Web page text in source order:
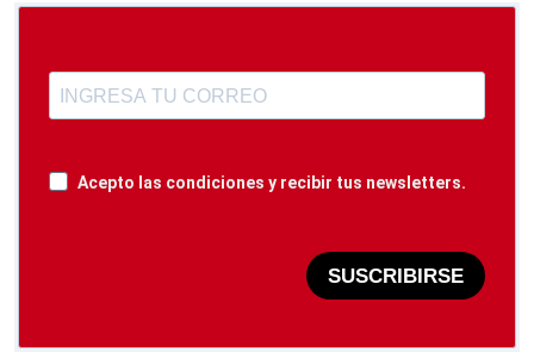
Acepto las condiciones y recibir tus newsletters.
SUSCRIBIRSE